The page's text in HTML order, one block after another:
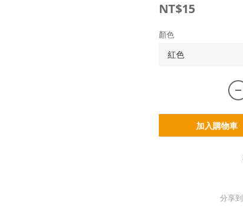
NT$15
顏色
加入購物車
分享到